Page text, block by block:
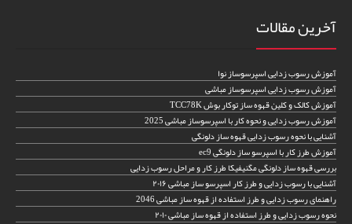
آخرین مقالات
آموزش رسوب زدایی اسپرسوساز نوا
آموزش رسوب زدایی اسپرسوساز مباشی
آموزش کالک و کلین قهوه ساز توکار بوش TCC78K
آموزش رسوب زدایی و نحوه کار با اسپرسوساز مباشی 2025
آشنایی با نحوه رسوب زدایی قهوه ساز دلونگی
آموزش طرز کار با اسپرسو ساز دلونگی ec9
بررسی قهوه ساز دلونگی مگنیفیکا طرز کار و مراحل رسوب زدایی
آشنایی با رسوب زدایی و طرز کار اسپرسو ساز مباشی ۲۰۱۶
راهنمای رسوب زدایی و طرز استفاده از قهوه ساز مباشی 2046
نحوه رسوب زدایی و طرز استفاده از قهوه ساز مباشی ۲۰۱۰